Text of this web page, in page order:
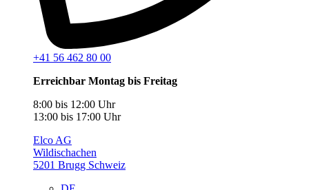
+41 56 462 80 00
Erreichbar Montag bis Freitag
8:00 bis 12:00 Uhr
13:00 bis 17:00 Uhr
Elco AG
Wildischachen
5201 Brugg Schweiz